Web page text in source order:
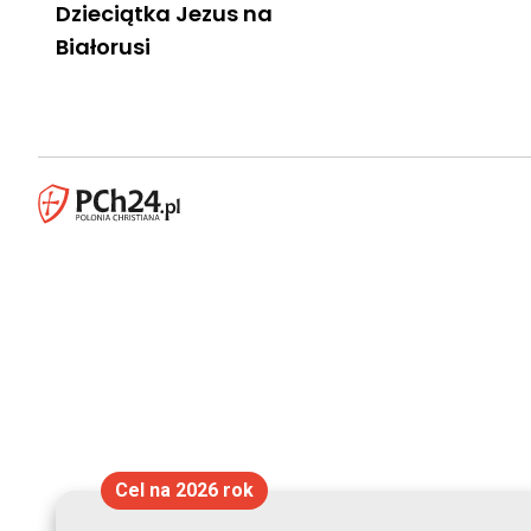
Dzieciątka Jezus na
Białorusi
Cel na 2026 rok